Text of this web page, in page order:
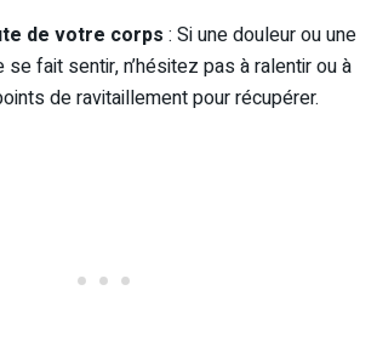
de votre corps : Si une douleur ou une
fait sentir, n’hésitez pas à ralentir ou à
de ravitaillement pour récupérer.